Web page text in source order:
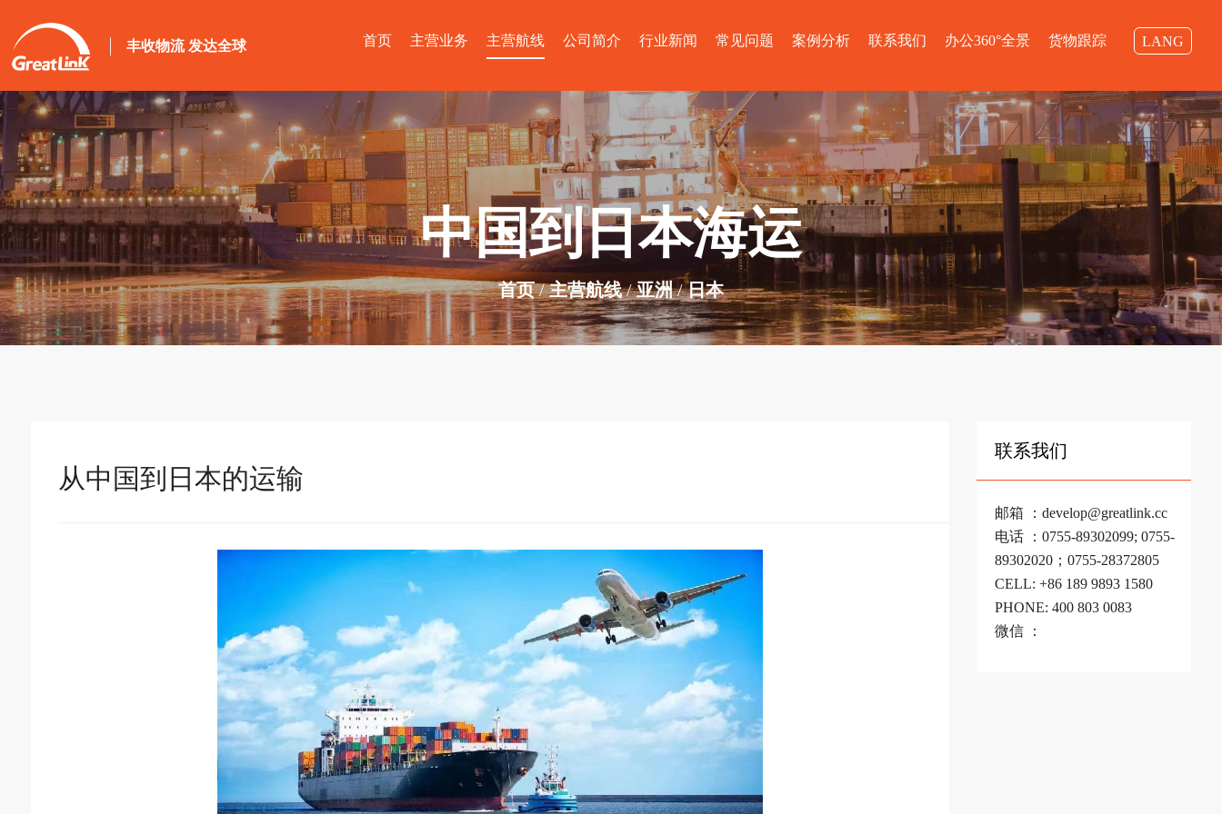
丰收物流 发达全球 首页 主营业务 主营航线 公司简介 行业新闻 常见问题 案例分析 联系我们 办公360°全景 货物跟踪 LANG
中国到日本海运
首页 主营航线 亚洲 日本
从中国到日本的运输
联系我们
邮箱 ：develop@greatlink.cc
电话 ：0755-89302099; 0755-
89302020；0755-28372805
CELL: +86 189 9893 1580
PHONE: 400 803 0083
微信 ：